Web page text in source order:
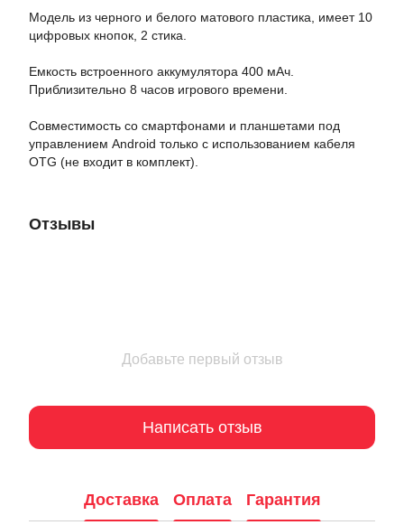
Модель из черного и белого матового пластика, имеет 10
цифровых кнопок, 2 стика.
Емкость встроенного аккумулятора 400 мАч.
Приблизительно 8 часов игрового времени.
Cовместимость со смартфонами и планшетами под
управлением Android только с использованием кабеля
OTG (не входит в комплект).
Отзывы
Добавьте первый отзыв
Написать отзыв
Доставка Оплата Гарантия